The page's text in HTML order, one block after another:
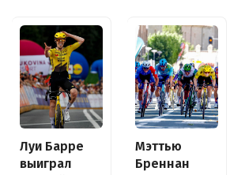
Луи Барре
выиграл
Мэттью
Бреннан